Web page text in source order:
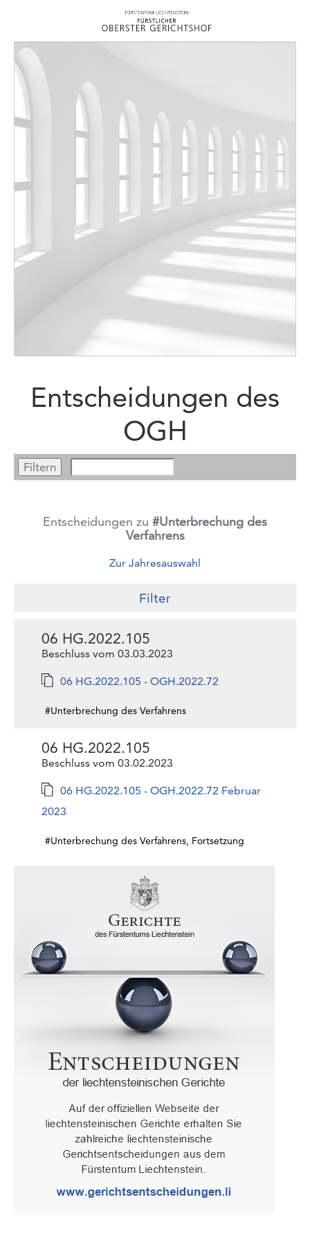
Entscheidungen des
OGH
Entscheidungen zu #Unterbrechung des
Verfahrens
Zur Jahresauswahl
Filter
06 HG.2022.105
Beschluss vom 03.03.2023
06 HG.2022.105 - OGH.2022.72
#Unterbrechung des Verfahrens
06 HG.2022.105
Beschluss vom 03.02.2023
06 HG.2022.105 - OGH.2022.72 Februar
2023
#Unterbrechung des Verfahrens, Fortsetzung